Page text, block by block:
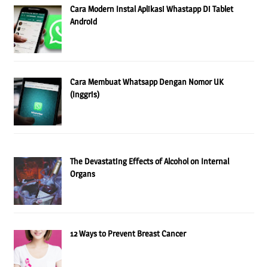
Cara Modern Instal Aplikasi Whastapp Di Tablet
Android
Cara Membuat Whatsapp Dengan Nomor UK
(Inggris)
The Devastating Effects of Alcohol on Internal
Organs
12 Ways to Prevent Breast Cancer